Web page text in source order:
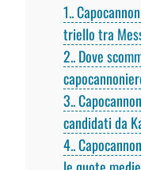
1.
triello tra
2. Dove
3.
candidati da
4.